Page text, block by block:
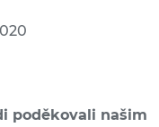
poděkovali našim